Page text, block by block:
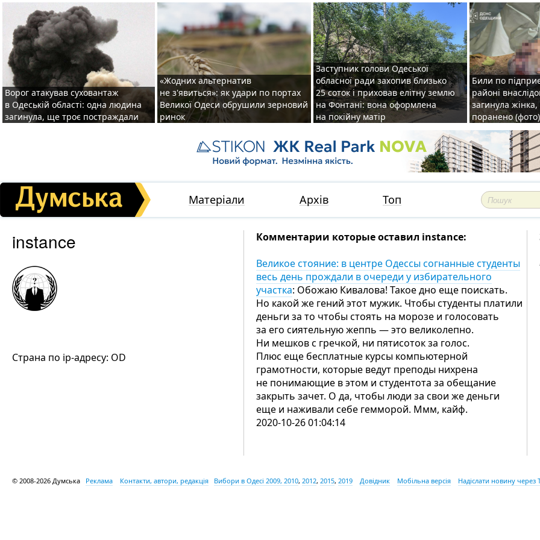
Ворог атакував суховантаж
в Одеській області: одна людина
загинула, ще троє постраждали
«Жодних альтернатив
не з'явиться»: як удари по портах
Великої Одеси обрушили зерновий
ринок
Заступник голови Одеської
обласної ради захопив близько
25 соток і приховав елітну землю
на Фонтані: вона оформлена
на покійну матір
Били по
районі
загинула
поранено (фото)
Матеріали Архів Топ
instance
Страна по ip-адресу: OD
Комментарии которые оставил instance:
Великое стояние: в центре Одессы согнанные студенты
весь день прождали в очереди у избирательного
участка: Обожаю Кивалова! Такое дно еще поискать.
Но какой же гений этот мужик. Чтобы студенты платили
деньги за то чтобы стоять на морозе и голосовать
за его сиятельную жеппь — это великолепно.
Ни мешков с гречкой, ни пятисоток за голос.
Плюс еще бесплатные курсы компьютерной
грамотности, которые ведут преподы нихрена
не понимающие в этом и студентота за обещание
закрыть зачет. О да, чтобы люди за свои же деньги
еще и наживали себе гемморой. Ммм, кайф.
2020-10-26 01:04:14
© 2008-2026 Думська Реклама Контакти, автори, редакція Вибори в Одесі 2009, 2010, 2012, 2015, 2019 Довідник Мобільна версія Надіслати новину через